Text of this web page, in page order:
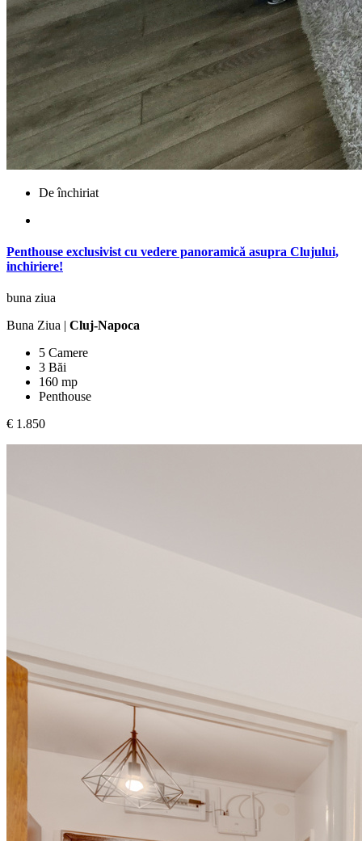
De închiriat
Penthouse exclusivist cu vedere panoramică asupra Clujului,
inchiriere!
buna ziua
Buna Ziua | Cluj-Napoca
5 Camere
3 Băi
160 mp
Penthouse
€ 1.850